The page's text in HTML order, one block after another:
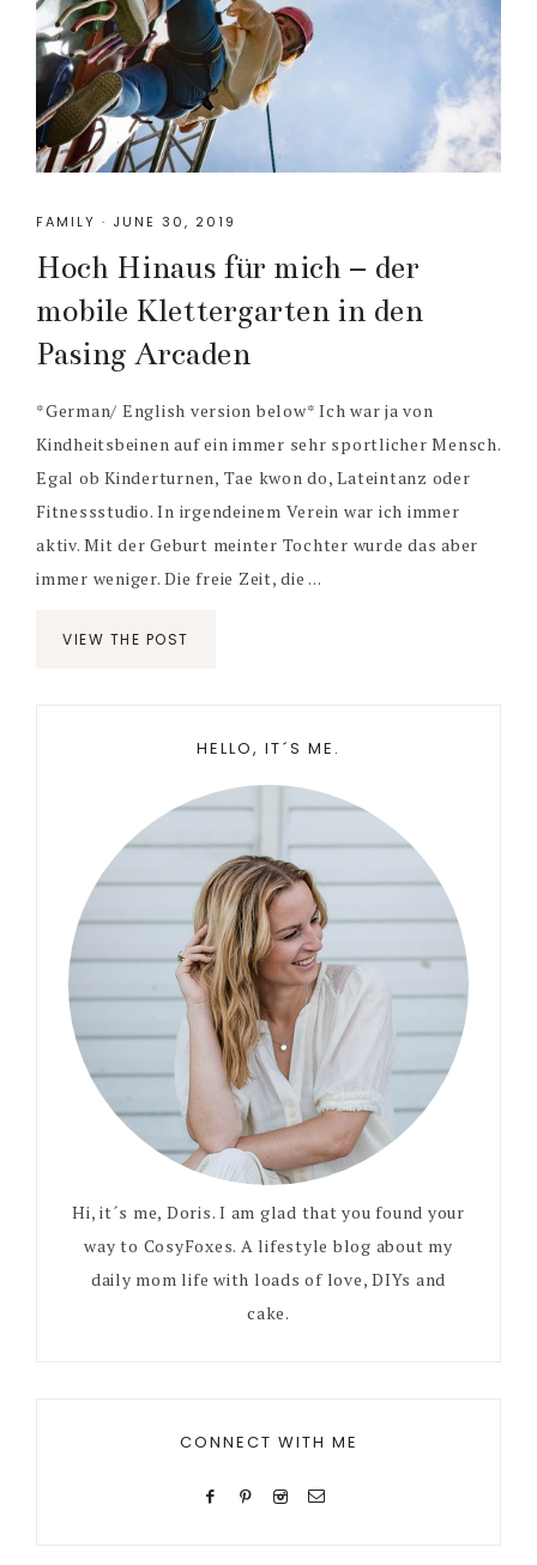
FAMILY · JUNE 30, 2019
Hoch Hinaus für mich – der
mobile Klettergarten in den
Pasing Arcaden
*German/ English version below* Ich war ja von
Kindheitsbeinen auf ein immer sehr sportlicher Mensch.
Egal ob Kinderturnen, Tae kwon do, Lateintanz oder
Fitnessstudio. In irgendeinem Verein war ich immer
aktiv. Mit der Geburt meinter Tochter wurde das aber
immer weniger. Die freie Zeit, die ...
VIEW THE POST
HELLO, IT´S ME.
Hi, it´s me, Doris. I am glad that you found your
way to CosyFoxes. A lifestyle blog about my
daily mom life with loads of love, DIYs and
cake.
CONNECT WITH ME